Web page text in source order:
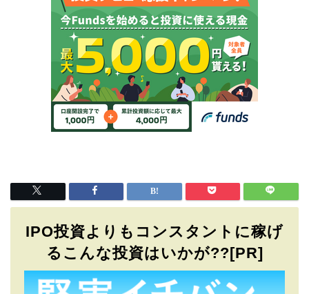
IPO投資よりもコンスタントに稼げ
るこんな投資はいかが??[PR]